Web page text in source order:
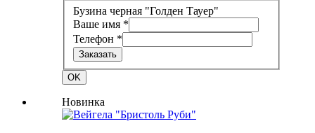
Бузина черная "Голден Тауер"
Ваше имя *
Телефон *
Заказать
OK
Новинка